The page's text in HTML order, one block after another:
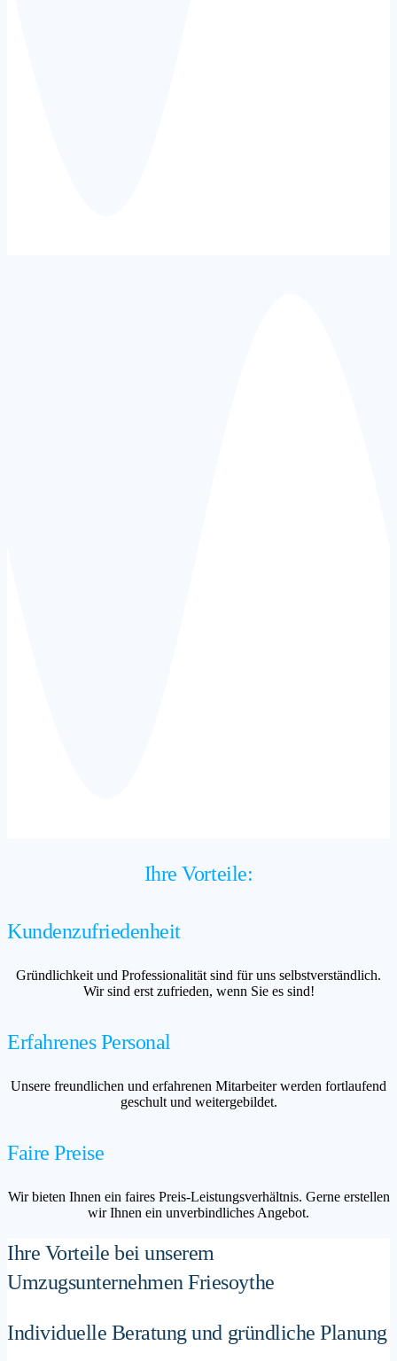
Ihre Vorteile:
Kundenzufriedenheit
Gründlichkeit und Professionalität sind für uns selbstverständlich.
Wir sind erst zufrieden, wenn Sie es sind!
Erfahrenes Personal
Unsere freundlichen und erfahrenen Mitarbeiter werden fortlaufend
geschult und weitergebildet.
Faire Preise
Wir bieten Ihnen ein faires Preis-Leistungsverhältnis. Gerne erstellen
wir Ihnen ein unverbindliches Angebot.
Ihre Vorteile bei unserem
Umzugsunternehmen Friesoythe
Individuelle Beratung und gründliche Planung